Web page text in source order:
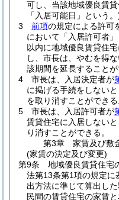
可し、当該地域優良賃
「入居可能日」という。
3
前項の規定による許可
において「入居許可者
以内に地域優良賃貸住
し、市長は、やむを得
該期間を延長することが
4
市長は、入居決定者が
に掲げる手続をしないと
を取り消すことができる
5
市長は、入居許可者が
賃貸住宅に入居しないと
り消すことができる。
第3章
家賃及び敷
(家賃の決定及び変更)
第9条
地域優良賃貸住宅
法第13条第1項の規定に
出方法に準じて算出し
民間の賃貸住宅の家賃